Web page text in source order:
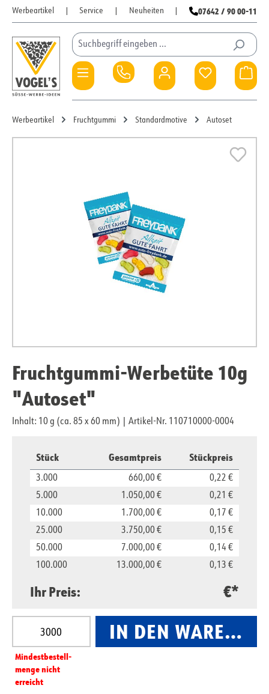
Zum Hauptinhalt springen
Werbeartikel Service Neuheiten 07642 / 90 00-11
Du hast 0
Werbeartikel Fruchtgummi Standardmotive Autoset
Fruchtgummi-Werbetüte 10g
"Autoset"
Inhalt: 10 g (ca. 85 x 60 mm) Artikel-Nr. 110710000-0004
Stück Gesamtpreis Stückpreis
3.000 660,00 €
0,22 €
5.000
1.050,00 €
0,21 €
10.000
1.700,00 €
0,17 €
25.000
3.750,00 €
0,15 €
50.000
7.000,00 €
0,14 €
100.000
13.000,00 € 0,13 €
Ihr Preis: €*
Produkt Anzahl: Gib den gewünschten Wert ein
Mindest­­bestell­­
menge nicht
erreicht
IN DEN